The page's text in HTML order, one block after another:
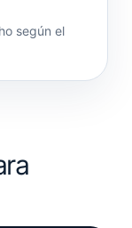
según el